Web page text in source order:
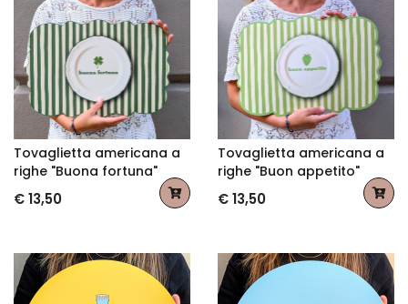
Tovaglietta americana a
righe "Buona fortuna"
€ 13,50
Tovaglietta americana a
righe "Buon appetito"
€ 13,50